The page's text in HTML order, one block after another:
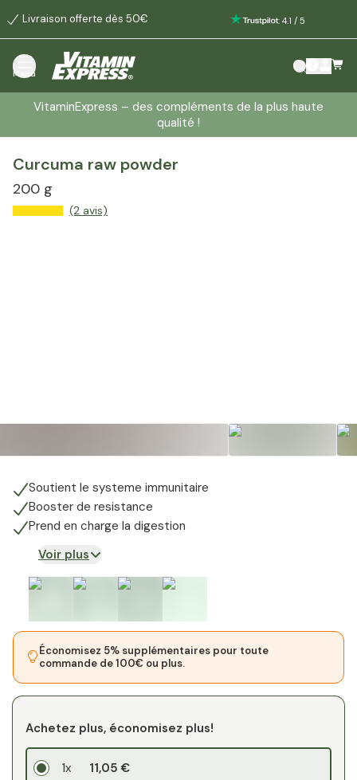
Livraison offerte dès 50€ : 4.1 / 5
Menu
VitaminExpress – des compléments de la plus haute
qualité !
Curcuma raw powder
200 g
(2 avis)
Soutient le systeme immunitaire
Booster de resistance
Prend en charge la digestion
Voir plus
Économisez 5% supplémentaires pour toute
commande de 100€ ou plus.
Achetez plus, économisez plus!
1x 11,05 €